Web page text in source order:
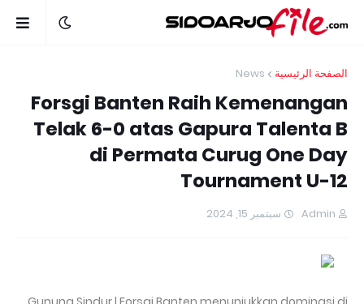
الصفحة الرئيسية News
Forsgi Banten Raih Kemenangan
Telak 6-0 atas Gapura Talenta B
di Permata Curug One Day
Tournament U-12
Admin سبتمبر 15, 2024